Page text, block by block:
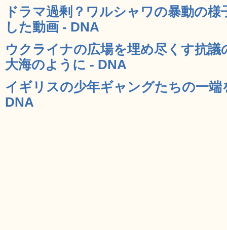
ドラマ過剰？ワルシャワの暴動の
した動画 - DNA
ウクライナの広場を埋め尽くす抗
大海のように - DNA
イギリスの少年ギャングたちの一端
DNA